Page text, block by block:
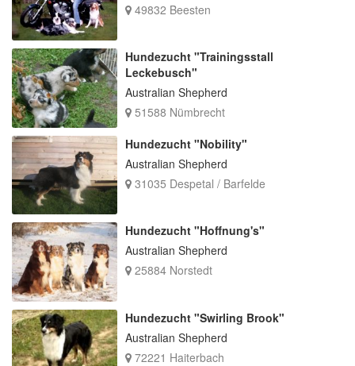
49832 Beesten
Hundezucht "Trainingsstall
Leckebusch"
Australian Shepherd
51588 Nümbrecht
Hundezucht "Nobility"
Australian Shepherd
31035 Despetal / Barfelde
Hundezucht "Hoffnung's"
Australian Shepherd
25884 Norstedt
Hundezucht "Swirling Brook"
Australian Shepherd
72221 Haiterbach